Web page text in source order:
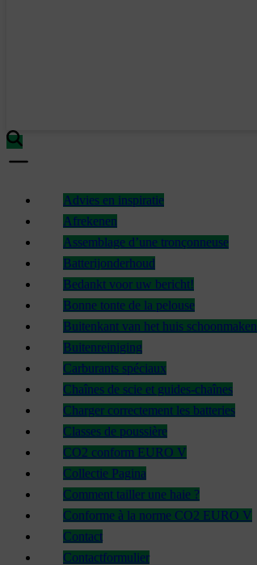
Advies en inspiratie
Afrekenen
Assemblage d’une tronçonneuse
Batterijonderhoud
Bedankt voor uw bericht!
Bonne tonte de la pelouse
Buitenkant van het huis schoonmaken
Buitenreiniging
Carburants spéciaux
Chaînes de scie et guides-chaînes
Charger correctement les batteries
Classes de poussière
CO2 conform EURO V
Collectie Pagina
Comment tailler une haie ?
Conforme à la norme CO2 EURO V
Contact
Contactformulier